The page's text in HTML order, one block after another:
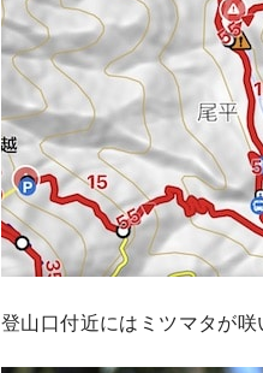
登山口付近にはミツマタが咲